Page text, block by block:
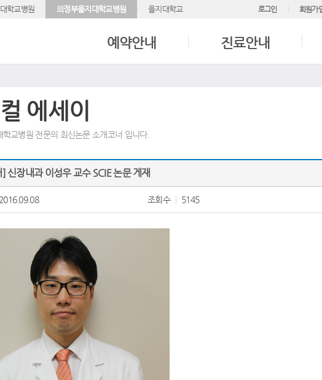
학교병원 의정부을지대학교병원 을지대학교 로그인 회원가
예약안내 진료안내
에세이
교병원 전문의 최신논문 소개코너 입니다.
신장내과 이성우 교수 SCIE 논문 게재
2016.09.08 조회수 5145